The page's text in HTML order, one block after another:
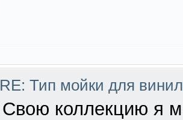
RE: Тип мойки для
Свою коллекцию я